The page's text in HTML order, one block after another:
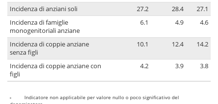
Incidenza di anziani soli 27.2 28.4
27.1
Incidenza di famiglie
monogenitoriali anziane
6.1 4.9 4.6
Incidenza di coppie anziane
senza figli
10.1 12.4 14.2
Incidenza di coppie anziane con
figli
4.2 3.9 3.8
-
Indicatore non applicabile per valore nullo o poco significativo del